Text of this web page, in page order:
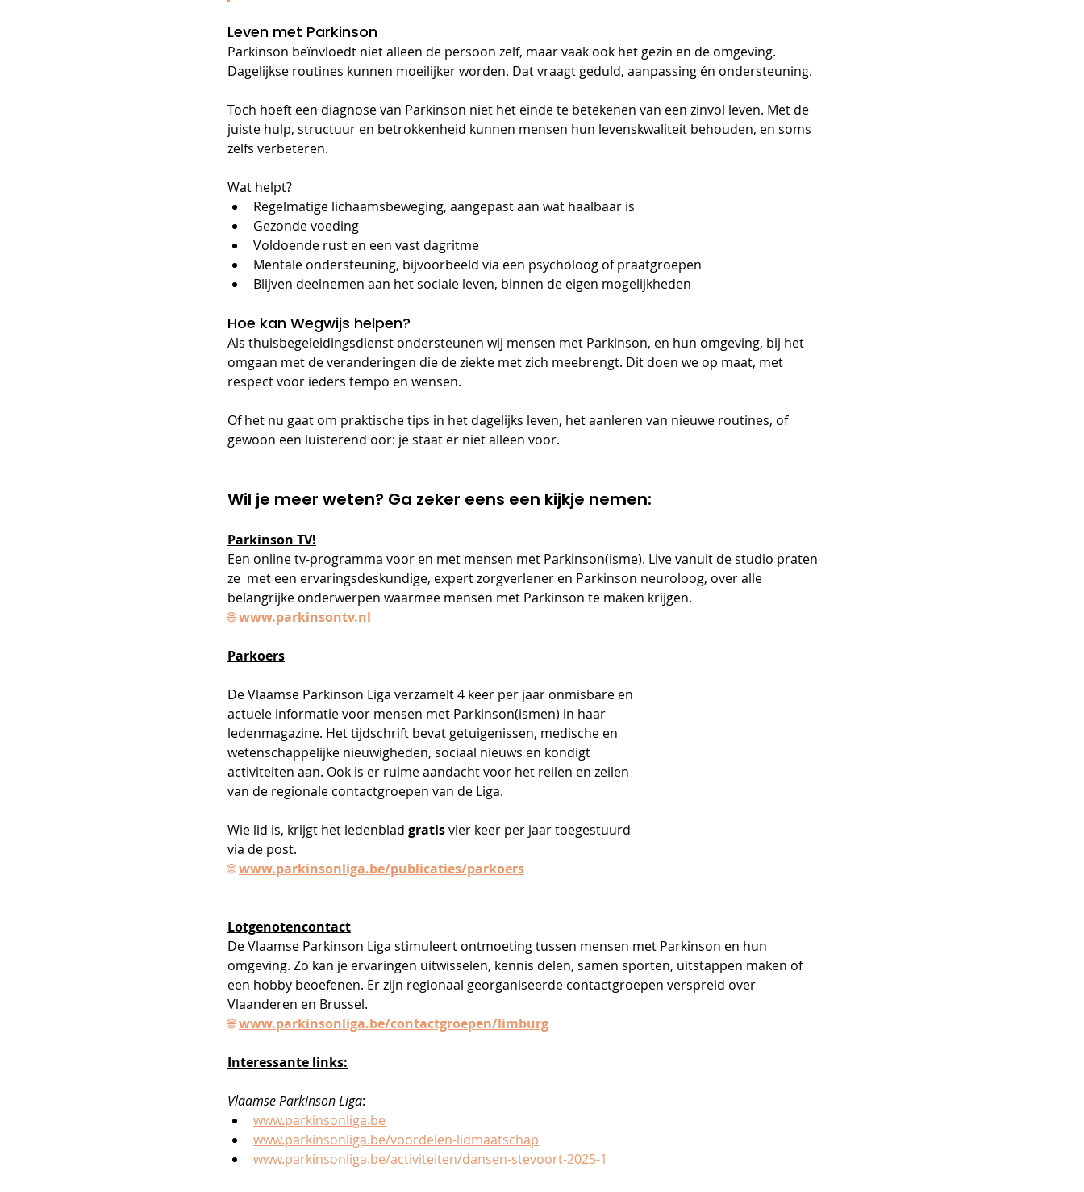
Leven met Parkinson
Parkinson beïnvloedt niet alleen de persoon zelf, maar vaak ook het gezin en de omgeving.
Dagelijkse routines kunnen moeilijker worden. Dat vraagt geduld, aanpassing én ondersteuning.
Toch hoeft een diagnose van Parkinson niet het einde te betekenen van een zinvol leven. Met de
juiste hulp, structuur en betrokkenheid kunnen mensen hun levenskwaliteit behouden, en soms
zelfs verbeteren.
Wat helpt?
Regelmatige lichaamsbeweging, aangepast aan wat haalbaar is
Gezonde voeding
Voldoende rust en een vast dagritme
Mentale ondersteuning, bijvoorbeeld via een psycholoog of praatgroepen
Blijven deelnemen aan het sociale leven, binnen de eigen mogelijkheden
Hoe kan Wegwijs helpen?
Als thuisbegeleidingsdienst ondersteunen wij mensen met Parkinson, en hun omgeving, bij het
omgaan met de veranderingen die de ziekte met zich meebrengt. Dit doen we op maat, met
respect voor ieders tempo en wensen.
Of het nu gaat om praktische tips in het dagelijks leven, het aanleren van nieuwe routines, of
gewoon een luisterend oor: je staat er niet alleen voor.
Wil je meer weten? Ga zeker eens een kijkje nemen:
Parkinson TV!
Een online tv-programma voor en met mensen met Parkinson(isme). Live vanuit de studio praten
ze  met een ervaringsdeskundige, expert zorgverlener en Parkinson neuroloog, over alle
belangrijke onderwerpen waarmee mensen met Parkinson te maken krijgen.
🌐www.parkinsontv.nl
Parkoers
De Vlaamse Parkinson Liga verzamelt 4 keer per jaar onmisbare en
actuele informatie voor mensen met Parkinson(ismen) in haar
ledenmagazine. Het tijdschrift bevat getuigenissen, medische en
wetenschappelijke nieuwigheden, sociaal nieuws en kondigt
activiteiten aan. Ook is er ruime aandacht voor het reilen en zeilen
van de regionale contactgroepen van de Liga.
Wie lid is, krijgt het ledenblad gratis vier keer per jaar toegestuurd
via de post.
🌐www.parkinsonliga.be/publicaties/parkoers
Lotgenotencontact
De Vlaamse Parkinson Liga stimuleert ontmoeting tussen mensen met Parkinson en hun
omgeving. Zo kan je ervaringen uitwisselen, kennis delen, samen sporten, uitstappen maken of
een hobby beoefenen. Er zijn regionaal georganiseerde contactgroepen verspreid over
Vlaanderen en Brussel.
🌐www.parkinsonliga.be/contactgroepen/limburg
Interessante links:
Vlaamse Parkinson Liga:
www.parkinsonliga.be
www.parkinsonliga.be/voordelen-lidmaatschap
www.parkinsonliga.be/activiteiten/dansen-stevoort-2025-1